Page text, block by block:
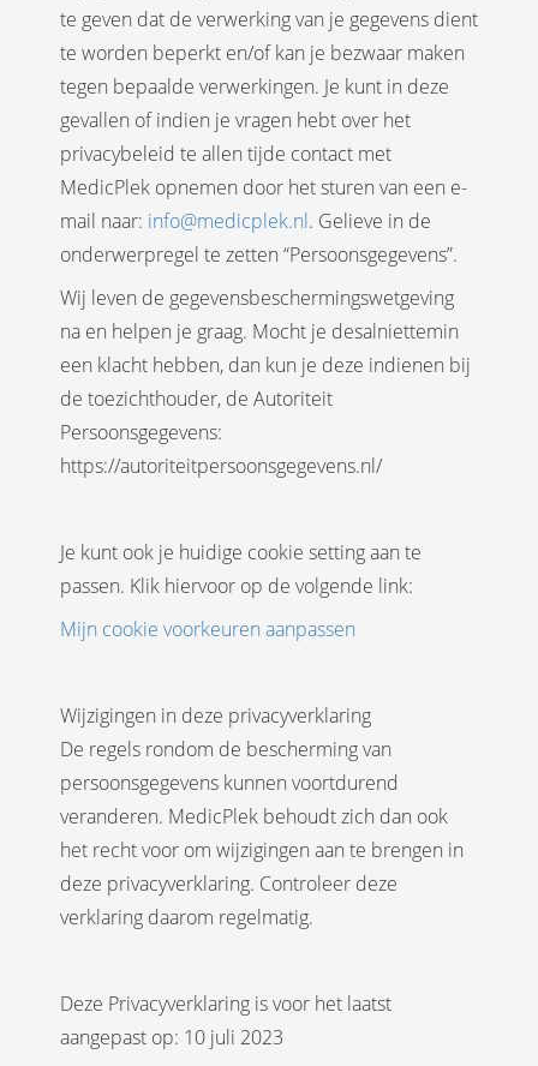
te geven dat de verwerking van je gegevens dient
te worden beperkt en/of kan je bezwaar maken
tegen bepaalde verwerkingen. Je kunt in deze
gevallen of indien je vragen hebt over het
privacybeleid te allen tijde contact met
MedicPlek opnemen door het sturen van een e-
mail naar: info@medicplek.nl. Gelieve in de
onderwerpregel te zetten “Persoonsgegevens”.
Wij leven de gegevensbeschermingswetgeving
na en helpen je graag. Mocht je desalniettemin
een klacht hebben, dan kun je deze indienen bij
de toezichthouder, de Autoriteit
Persoonsgegevens:
https://autoriteitpersoonsgegevens.nl/
Je kunt ook je huidige cookie setting aan te
passen. Klik hiervoor op de volgende link:
Mijn cookie voorkeuren aanpassen
Wijzigingen in deze privacyverklaring
De regels rondom de bescherming van
persoonsgegevens kunnen voortdurend
veranderen. MedicPlek behoudt zich dan ook
het recht voor om wijzigingen aan te brengen in
deze privacyverklaring. Controleer deze
verklaring daarom regelmatig.
Deze Privacyverklaring is voor het laatst
aangepast op: 10 juli 2023